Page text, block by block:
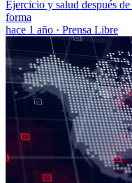
Ejercicio y salud después
forma
hace 1 año · Prensa Libre